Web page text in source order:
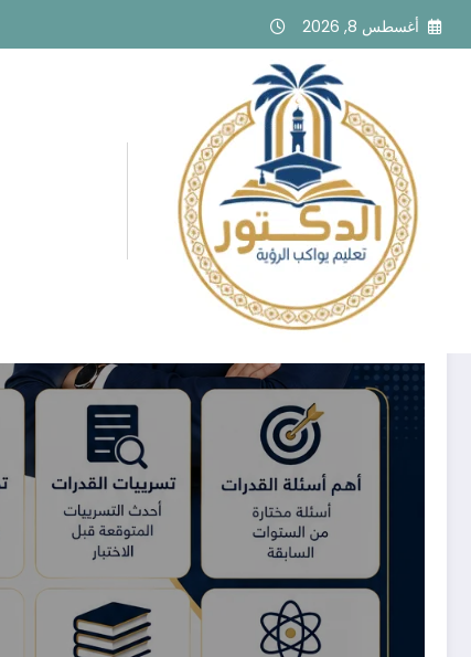
التجاوز
أغسطس 8, 2026
وسم: تعليم عال